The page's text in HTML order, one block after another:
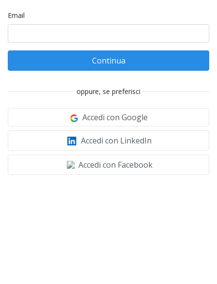
Email
Continua
oppure, se preferisci
Accedi con Google
Accedi con LinkedIn
Accedi con Facebook